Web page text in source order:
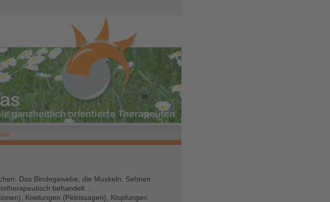
Das Bindegewebe, die Muskeln, Sehnen
behandelt…
Knetungen (Pétrissagen), Klopfungen